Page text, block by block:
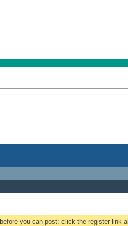
before you can post: click the register link